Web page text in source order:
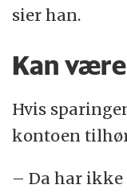
sier han.
Kan
Hvis
kontoen
– Da har